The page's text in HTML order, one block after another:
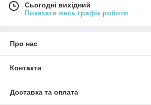
Сьогодні вихідний
Показати весь графік роботи
Про нас
Контакти
Доставка та оплата